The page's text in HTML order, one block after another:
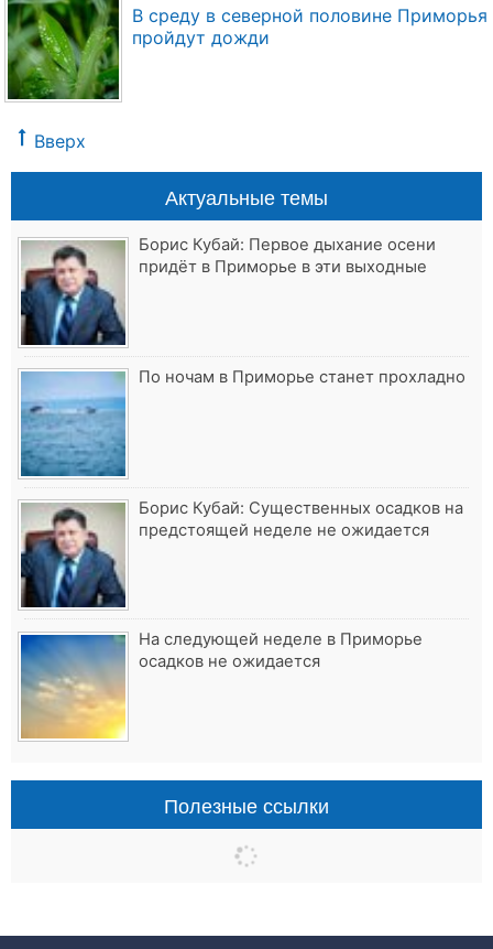
В среду в северной половине Приморья
пройдут дожди
Вверх
Актуальные темы
Борис Кубай: Первое дыхание осени
придёт в Приморье в эти выходные
По ночам в Приморье станет прохладно
Борис Кубай: Существенных осадков на
предстоящей неделе не ожидается
На следующей неделе в Приморье
осадков не ожидается
Полезные ссылки